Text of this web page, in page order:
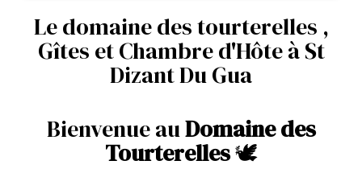
Le domaine des tourterelles ,
Gîtes et Chambre d'Hôte à St
Dizant Du Gua
Bienvenue auDomaine des
Tourterelles🕊️